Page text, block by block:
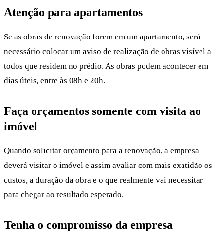
Atenção para apartamentos
Se as obras de renovação forem em um apartamento, será
necessário colocar um aviso de realização de obras visível a
todos que residem no prédio. As obras podem acontecer em
dias úteis, entre às 08h e 20h.
Faça orçamentos somente com visita ao
imóvel
Quando solicitar orçamento para a renovação, a empresa
deverá visitar o imóvel e assim avaliar com mais exatidão os
custos, a duração da obra e o que realmente vai necessitar
para chegar ao resultado esperado.
Tenha o compromisso da empresa